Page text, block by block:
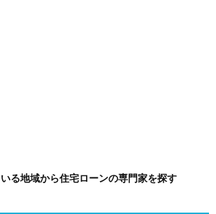
る地域から住宅ローンの専門家を探す